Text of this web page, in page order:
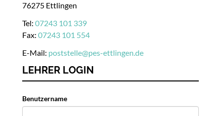
76275 Ettlingen
Tel: 07243 101 339
Fax: 07243 101 554
E-Mail: poststelle@pes-ettlingen.de
LEHRER LOGIN
Benutzername